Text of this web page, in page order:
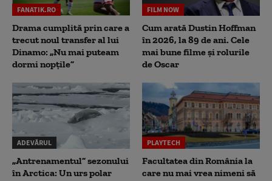
FANATIK.RO
Drama cumplită prin care a
trecut noul transfer al lui
Dinamo: „Nu mai puteam
dormi nopțile”
FILM NOW
Cum arată Dustin Hoffman
în 2026, la 89 de ani. Cele
mai bune filme și rolurile
de Oscar
ADEVĂRUL
„Antrenamentul” sezonului
în Arctica: Un urs polar
PLAYTECH
Facultatea din România la
care nu mai vrea nimeni să